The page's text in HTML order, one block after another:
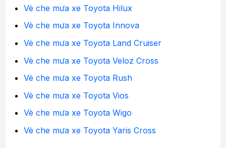
Vè che mưa xe Toyota Hilux
Vè che mưa xe Toyota Innova
Vè che mưa xe Toyota Land Cruiser
Vè che mưa xe Toyota Veloz Cross
Vè che mưa xe Toyota Rush
Vè che mưa xe Toyota Vios
Vè che mưa xe Toyota Wigo
Vè che mưa xe Toyota Yaris Cross